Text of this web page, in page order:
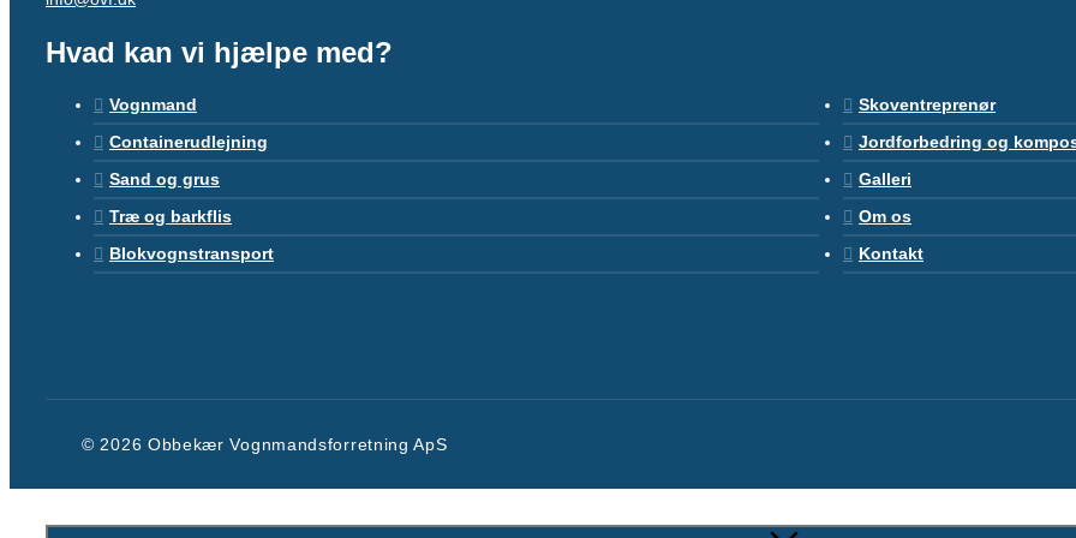
Hvad kan vi hjælpe med?
Vognmand
Containerudlejning
Sand og grus
Træ og barkflis
Blokvognstransport
Skoventreprenør
Jordforbedring og
Galleri
Om os
Kontakt
© 2026 Obbekær Vognmandsforretning ApS